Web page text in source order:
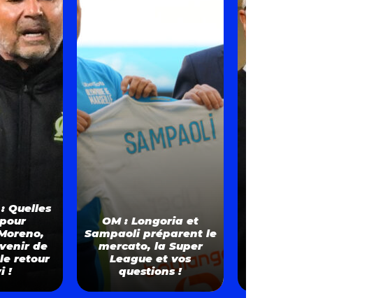
Quelles
de
retour
!
OM : Longoria et
Sampaoli préparent le
mercato, la Super
League et vos
questions !